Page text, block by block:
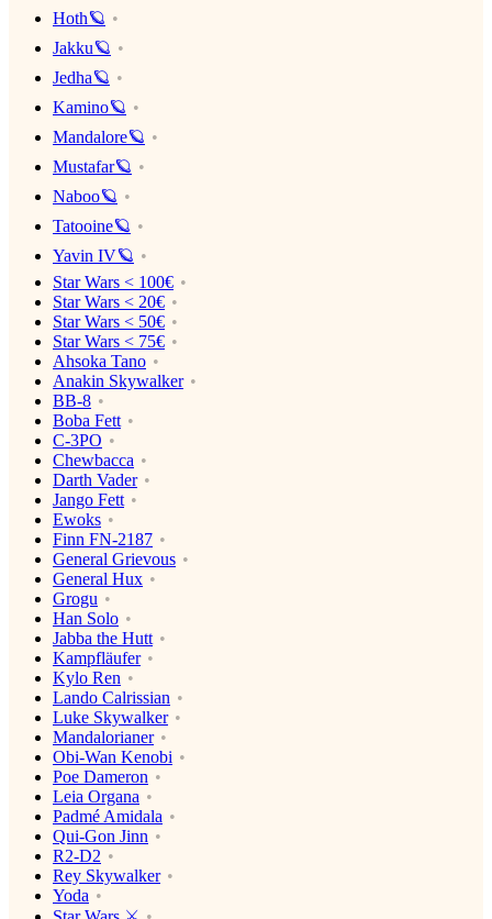
Hoth🪐
Jakku🪐
Jedha🪐
Kamino🪐
Mandalore🪐
Mustafar🪐
Naboo🪐
Tatooine🪐
Yavin IV🪐
Star Wars < 100€
Star Wars < 20€
Star Wars < 50€
Star Wars < 75€
Ahsoka Tano
Anakin Skywalker
BB-8
Boba Fett
C-3PO
Chewbacca
Darth Vader
Jango Fett
Ewoks
Finn FN-2187
General Grievous
General Hux
Grogu
Han Solo
Jabba the Hutt
Kampfläufer
Kylo Ren
Lando Calrissian
Luke Skywalker
Mandalorianer
Obi-Wan Kenobi
Poe Dameron
Leia Organa
Padmé Amidala
Qui-Gon Jinn
R2-D2
Rey Skywalker
Yoda